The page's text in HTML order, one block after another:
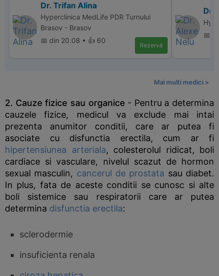
Dr. Trifan Alina
Hyperclinica MedLife PDR Turnului
Brasov - Brasov
📅 din 20.08 • 👍 60
Rezervă
Dr.
📅
Mai multi medici >
2. Cauze fizice sau organice - Pentru a determina
cauzele fizice, medicul va exclude mai intai
prezenta anumitor conditii, care ar putea fi
asociate cu disfunctia erectila, cum ar fi
hipertensiunea arteriala, colesterolul ridicat, boli
cardiace si vasculare, nivelul scazut de hormon
sexual masculin, cancerul de prostata sau diabet.
In plus, fata de aceste conditii se cunosc si alte
boli sistemice sau respiratorii care ar putea
determina disfunctia erectila:
sclerodermie
insuficienta renala